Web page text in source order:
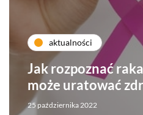
aktualności
Jak rozpoznać
może uratować
25 października 2022